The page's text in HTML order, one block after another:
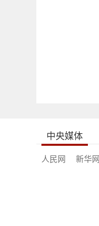
中央媒体
人民网 新华网